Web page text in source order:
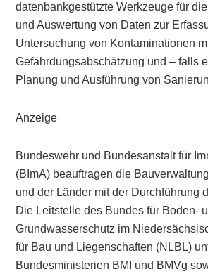
datenbankgestützte Werkzeuge für
und Auswertung von Daten zur
Untersuchung von Kontaminationen
Gefährdungsabschätzung und – falls
Planung und Ausführung von
Anzeige
Bundeswehr und Bundesanstalt für
(BImA) beauftragen die
und der Länder mit der Durchführung
Die Leitstelle des Bundes für Boden-
Grundwasserschutz im
für Bau und Liegenschaften (NLBL)
Bundesministerien BMI und BMVg